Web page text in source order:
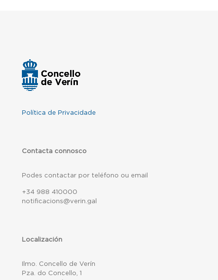
Política de Privacidade
Contacta connosco
Podes contactar por teléfono ou email
+34 988 410000
notificacions@verin.gal
Localización
Ilmo. Concello de Verín
Pza. do Concello, 1